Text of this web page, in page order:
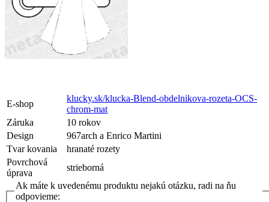
E-shop
klucky.sk/klucka-Blend-obdelnikova-rozeta-OCS-
chrom-mat
Záruka
10 rokov
Design
967arch a Enrico Martini
Tvar kovania
hranaté rozety
Povrchová
úprava
strieborná
Ak máte k uvedenému produktu nejakú otázku, radi na ňu
odpovieme: